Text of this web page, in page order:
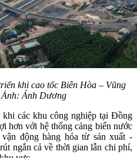
khi cao tốc Biên Hòa – Vũng
Ảnh: Ánh Dương
các khu công nghiệp tại Đồng
hơn với hệ thống cảng biển nước
động hàng hóa từ sản xuất -
ngắn cả về thời gian lẫn chi phí,